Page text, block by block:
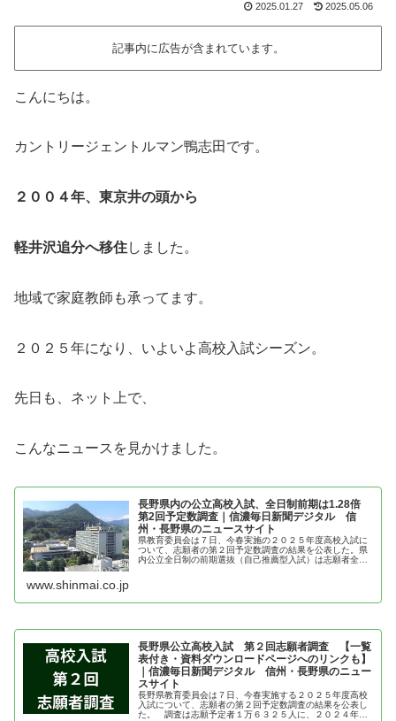
2025.01.27 2025.05.06
記事内に広告が含まれています。
こんにちは。
カントリージェントルマン鴨志田です。
２００４年、東京井の頭から
軽井沢追分へ移住しました。
地域で家庭教師も承ってます。
２０２５年になり、いよいよ高校入試シーズン。
先日も、ネット上で、
こんなニュースを見かけました。
長野県内の公立高校入試、全日制前期は1.28倍
第2回予定数調査｜信濃毎日新聞デジタル 信
州・長野県のニュースサイト
県教育委員会は７日、今春実施の２０２５年度高校入試に
ついて、志願者の第２回予定数調査の結果を公表した。県
内公立全日制の前期選抜（自己推薦型入試）は志願者全体
www.shinmai.co.jp
長野県公立高校入試 第２回志願者調査 【一覧
表付き・資料ダウンロードページへのリンクも】
｜信濃毎日新聞デジタル 信州・長野県のニュー
スサイト
長野県教育委員会は７日、今春実施する２０２５年度高校
入試について、志願者の第２回予定数調査の結果を公表し
た。 調査は志願予定者１万６３２５人に、２０２４年１